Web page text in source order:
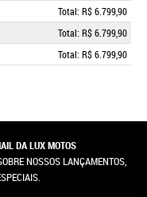
Total: R$ 6.799,90
Total: R$ 6.799,90
Total: R$ 6.799,90
DA LUX MOTOS
NOSSOS LANÇAMENTOS,